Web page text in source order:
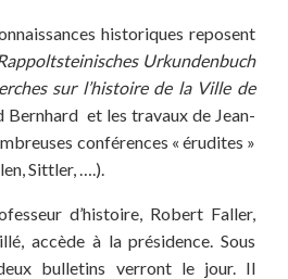
historiques reposent
Urkundenbuch
sur l’histoire de la Ville de
Bernhard et les travaux de Jean-
conférences « érudites »
Sittler, ….).
d’histoire, Robert Faller,
accède à la présidence. Sous
bulletins verront le jour. Il